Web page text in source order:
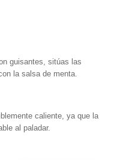
guisantes, sitúas las
la salsa de menta.
caliente, ya que la
al paladar.